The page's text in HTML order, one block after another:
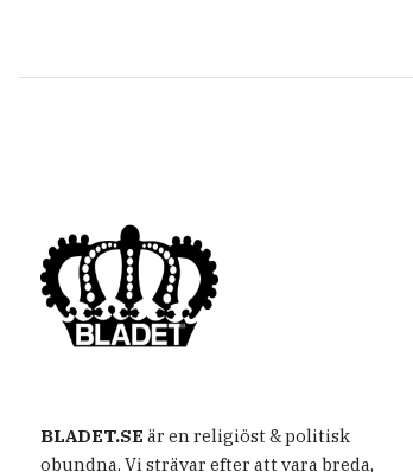
BLADET.SE är en religiöst & politisk
obundna. Vi strävar efter att vara breda,